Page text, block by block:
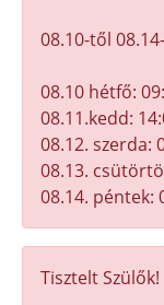
08.10-től
08.10 hétfő:
08.11.kedd:
08.12. szerda:
08.13.
08.14. péntek:
Tisztelt Szülők!